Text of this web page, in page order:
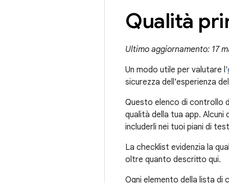
Qualità
Ultimo aggiornamento: 17
Un modo utile per valutare l'
sicurezza dell'esperienza
Questo elenco di controllo
qualità della tua app.
includerli nei tuoi piani di
La checklist evidenzia la
oltre quanto descritto qui.
Ogni elemento della lista di